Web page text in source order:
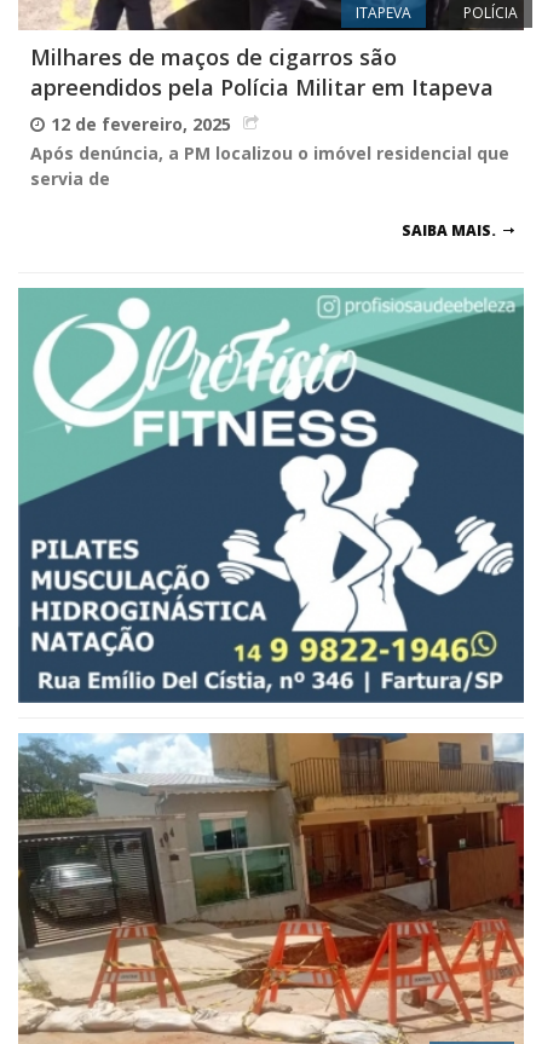
ITAPEVA POLÍCIA
Milhares de maços de cigarros são
apreendidos pela Polícia Militar em Itapeva
12 de fevereiro, 2025
Após denúncia, a PM localizou o imóvel residencial que
servia de
SAIBA MAIS.